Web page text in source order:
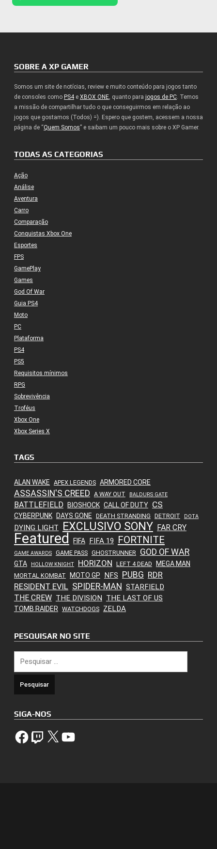
SOBRE A XP GAMER
Somos um site de notícias, review e muito conteúdo para jogos tanto
de consoles como PS4e XBOX ONE, quanto para jogos de PC. Temos
a missão de compartilhar tudo o que conseguirmos em relação ao
jogos que gostamos (Todos) =). Espero que gostem, acessem a nossa
página de “Quem Somos” e saibam um pouco mais sobre o XP Gamer.
TODAS AS CATEGORIAS
Ação
Análise
Aventura
Carro
Comparação
Conquistas Xbox One
Esportes
FPS
GamePlay
Games
God Of War
Guia PS4
Moto
PC
Plataforma
PS4
PS5
Requisitos mínimos
RPG
Sobrevivência
Troféus
Xbox One
Xbox Series X
TAGS
ALAN WAKE APEX LEGENDS ARMORED CORE
ASSASSIN'S CREED A WAY OUT BALDURS GATE
BATTLEFIELD BIOSHOCK CALL OF DUTY CS
CYBERPUNK DAYS GONE DEATH STRANDING DETROIT DOTA
DYING LIGHT EXCLUSIVO SONY FAR CRY
Featured FIFA FIFA 19 FORTNITE
GAME AWARDS GAME PASS GHOSTRUNNER GOD OF WAR
GTA HOLLOW KNIGHT HORIZON LEFT 4 DEAD MEGA MAN
MORTAL KOMBAT MOTO GP NFS PUBG RDR
RESIDENT EVIL SPIDER-MAN STARFIELD
THE CREW THE DIVISION THE LAST OF US
TOMB RAIDER WATCHDOGS ZELDA
PESQUISAR NO SITE
por:
SIGA-NOS
FacebookTwitch X YouTube